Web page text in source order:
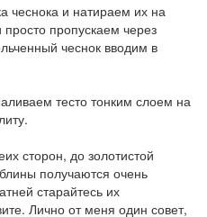
чеснока и натираем их на
пропускаем через
чеснок вводим в
тесто тонким слоем на
сторон, до золотистой
получаются очень
старайтесь их
Лично от меня один совет,